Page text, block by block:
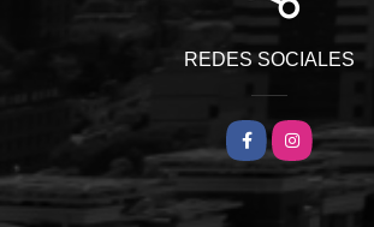
REDES SOCIALES
FacebookInstagram